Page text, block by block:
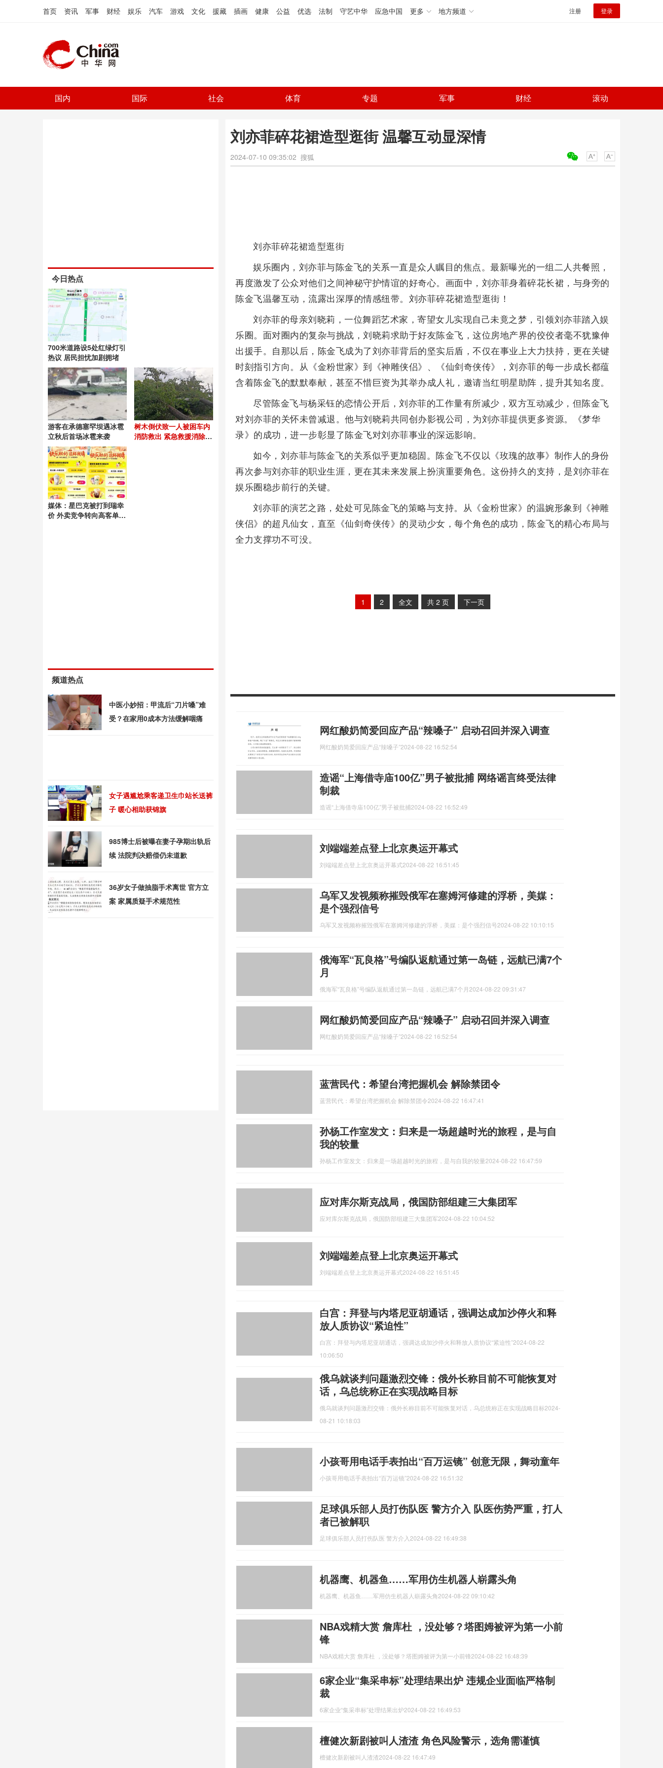
首页 资讯 军事 财经 娱乐 汽车 游戏 文化 援藏 插画 健康 公益 优选 法制 守艺中华 应急中国 更多 地方频道 注册 登录
国内 国际 社会 体育 专题 军事 财经 滚动
刘亦菲碎花裙造型逛街 温馨互动显深情
2024-07-10 09:35:02 搜狐
刘亦菲碎花裙造型逛街
娱乐圈内，刘亦菲与陈金飞的关系一直是众人瞩目的焦点。最新曝光的一组二人共餐照，
再度激发了公众对他们之间神秘守护情谊的好奇心。画面中，刘亦菲身着碎花长裙，与身旁的
陈金飞温馨互动，流露出深厚的情感纽带。刘亦菲碎花裙造型逛街！
刘亦菲的母亲刘晓莉，一位舞蹈艺术家，寄望女儿实现自己未竟之梦，引领刘亦菲踏入娱
乐圈。面对圈内的复杂与挑战，刘晓莉求助于好友陈金飞，这位房地产界的佼佼者毫不犹豫伸
出援手。自那以后，陈金飞成为了刘亦菲背后的坚实后盾，不仅在事业上大力扶持，更在关键
时刻指引方向。从《金粉世家》到《神雕侠侣》、《仙剑奇侠传》，刘亦菲的每一步成长都蕴
含着陈金飞的默默奉献，甚至不惜巨资为其举办成人礼，邀请当红明星助阵，提升其知名度。
尽管陈金飞与杨采钰的恋情公开后，刘亦菲的工作量有所减少，双方互动减少，但陈金飞
对刘亦菲的关怀未曾减退。他与刘晓莉共同创办影视公司，为刘亦菲提供更多资源。《梦华
录》的成功，进一步彰显了陈金飞对刘亦菲事业的深远影响。
如今，刘亦菲与陈金飞的关系似乎更加稳固。陈金飞不仅以《玫瑰的故事》制作人的身份
再次参与刘亦菲的职业生涯，更在其未来发展上扮演重要角色。这份持久的支持，是刘亦菲在
娱乐圈稳步前行的关键。
刘亦菲的演艺之路，处处可见陈金飞的策略与支持。从《金粉世家》的温婉形象到《神雕
侠侣》的超凡仙女，直至《仙剑奇侠传》的灵动少女，每个角色的成功，陈金飞的精心布局与
全力支撑功不可没。
1 2 全文 共 2 页 下一页
网红酸奶简爱回应产品“辣嗓子” 启动召回并深入调查
网红酸奶简爱回应产品“辣嗓子”2024-08-22 16:52:54
造谣“上海借寺庙100亿”男子被批捕 网络谣言终受法律
制裁
造谣“上海借寺庙100亿”男子被批捕2024-08-22 16:52:49
刘端端差点登上北京奥运开幕式
刘端端差点登上北京奥运开幕式2024-08-22 16:51:45
乌军又发视频称摧毁俄军在塞姆河修建的浮桥，美媒：
是个强烈信号
乌军又发视频称摧毁俄军在塞姆河修建的浮桥，美媒：是个强烈信号2024-08-22 10:10:15
俄海军“瓦良格”号编队返航通过第一岛链，远航已满7个
月
俄海军“瓦良格”号编队返航通过第一岛链，远航已满7个月 2024-08-22 09:31:47
网红酸奶简爱回应产品“辣嗓子” 启动召回并深入调查
网红酸奶简爱回应产品“辣嗓子”2024-08-22 16:52:54
蓝营民代：希望台湾把握机会 解除禁团令
蓝营民代：希望台湾把握机会 解除禁团令2024-08-22 16:47:41
孙杨工作室发文：归来是一场超越时光的旅程，是与自
我的较量
孙杨工作室发文：归来是一场超越时光的旅程，是与自我的较量2024-08-22 16:47:59
应对库尔斯克战局，俄国防部组建三大集团军
应对库尔斯克战局，俄国防部组建三大集团军2024-08-22 10:04:52
刘端端差点登上北京奥运开幕式
刘端端差点登上北京奥运开幕式2024-08-22 16:51:45
白宫：拜登与内塔尼亚胡通话，强调达成加沙停火和释
放人质协议“紧迫性”
白宫：拜登与内塔尼亚胡通话，强调达成加沙停火和释放人质协议“紧迫性”2024-08-22
10:06:50
俄乌就谈判问题激烈交锋：俄外长称目前不可能恢复对
话，乌总统称正在实现战略目标
俄乌就谈判问题激烈交锋：俄外长称目前不可能恢复对话，乌总统称正在实现战略目标2024-
08-21 10:18:03
小孩哥用电话手表拍出“百万运镜” 创意无限，舞动童年
小孩哥用电话手表拍出“百万运镜”2024-08-22 16:51:32
足球俱乐部人员打伤队医 警方介入 队医伤势严重，打人
者已被解职
足球俱乐部人员打伤队医 警方介入 2024-08-22 16:49:38
机器鹰、机器鱼……军用仿生机器人崭露头角
机器鹰、机器鱼……军用仿生机器人崭露头角2024-08-22 09:10:42
NBA戏精大赏 詹库杜 ，没处够？塔图姆被评为第一小前
锋
NBA戏精大赏 詹库杜 ，没处够？塔图姆被评为第一小前锋2024-08-22 16:48:39
6家企业“集采串标”处理结果出炉 违规企业面临严格制
裁
6家企业“集采串标”处理结果出炉2024-08-22 16:49:53
檀健次新剧被叫人渣渣 角色风险警示，选角需谨慎
檀健次新剧被叫人渣渣2024-08-22 16:47:49
今日热点
700米道路设5处红绿灯引
热议 居民担忧加剧拥堵
游客在承德塞罕坝遇冰雹
立秋后首场冰雹来袭
树木倒伏致一人被困车内
消防救出 紧急救援消除触
媒体：星巴克被打到瑞幸
价 外卖竞争转向高客单市
频道热点
中医小妙招：甲流后“刀片嗓”难
受？在家用0成本方法缓解咽痛
女子遇尴尬乘客递卫生巾站长送裤
子 暖心相助获锦旗
985博士后被曝在妻子孕期出轨后
续 法院判决赔偿仍未道歉
36岁女子做抽脂手术离世 官方立
案 家属质疑手术规范性